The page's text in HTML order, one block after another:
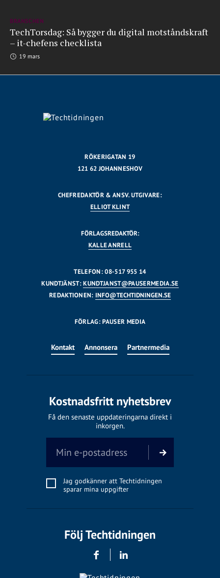
BRANSCHEN
TechTorsdag: Så bygger du digital motståndskraft
– it-chefens checklista
19 mars
RÖKERIGATAN 19
121 62 JOHANNESHOV
CHEFREDAKTÖR & ANSV. UTGIVARE:
ELLIOT KLINT
FÖRLAGSREDAKTÖR:
KALLE ANRELL
TELEFON: 08-517 955 14
KUNDTJÄNST:KUNDTJANST@PAUSERMEDIA.SE
REDAKTIONEN: INFO@TECHTIDNINGEN.SE
FÖRLAG: PAUSER MEDIA
Kontakt Annonsera Partnermedia
Kostnadsfritt nyhetsbrev
Få den senaste uppdateringarna direkt i
inkorgen.
Jag godkänner att Techtidningen
sparar mina uppgifter
Följ Techtidningen